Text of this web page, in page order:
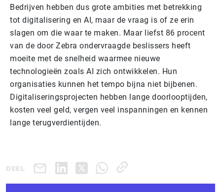
Bedrijven hebben dus grote ambities met betrekking
tot digitalisering en AI, maar de vraag is of ze erin
slagen om die waar te maken. Maar liefst 86 procent
van de door Zebra ondervraagde beslissers heeft
moeite met de snelheid waarmee nieuwe
technologieën zoals AI zich ontwikkelen. Hun
organisaties kunnen het tempo bijna niet bijbenen.
Digitaliseringsprojecten hebben lange doorlooptijden,
kosten veel geld, vergen veel inspanningen en kennen
lange terugverdientijden.
DEEL